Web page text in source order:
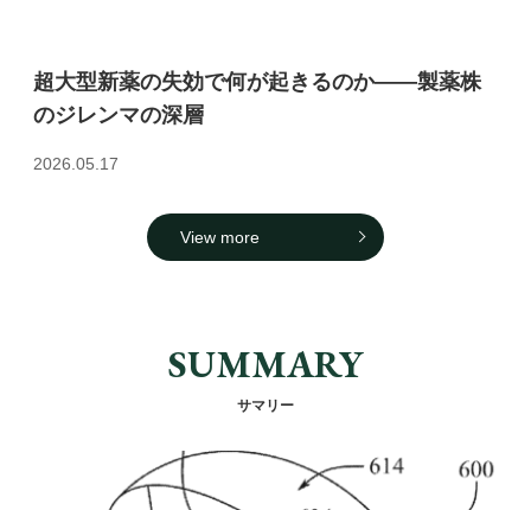
超大型新薬の失効で何が起きるのか――製薬株
のジレンマの深層
2026.05.17
View more
SUMMARY
サマリー